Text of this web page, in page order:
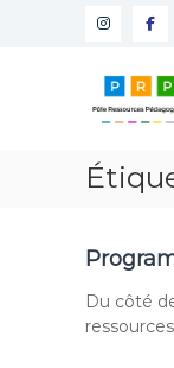
Pôle
les
de
élèves
Du côté